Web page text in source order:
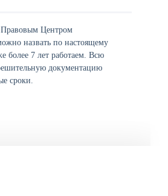
Правовым Центром
назвать по настоящему
более 7 лет работаем. Всю
документацию
сроки.